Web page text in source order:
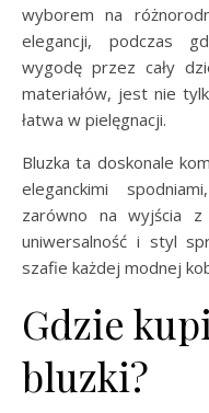
wyborem na
elegancji, podczas
wygodę przez cały
materiałów, jest nie
łatwa w pielęgnacji.
Bluzka ta doskonale
eleganckimi
zarówno na wyjścia
uniwersalność i styl
szafie każdej modnej
Gdzie
bluzki?